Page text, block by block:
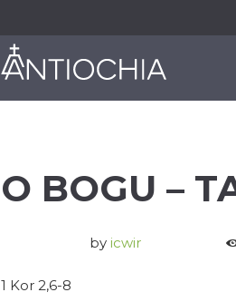
O NAS JAK
O BOGU –
by icwir
1 Kor 2,6-8